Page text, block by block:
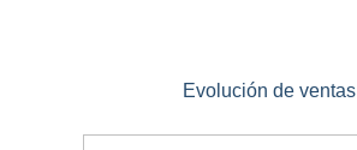
Evolución de ventas